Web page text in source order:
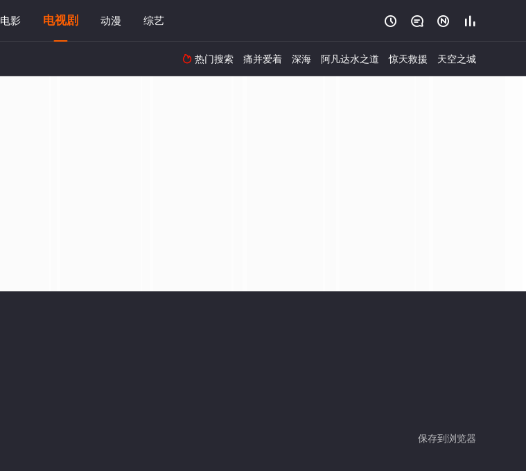
电影 电视剧 动漫 综艺    
 热门搜索 痛并爱着 深海 阿凡达水之道 惊天救援 天空之城
保存到浏览器